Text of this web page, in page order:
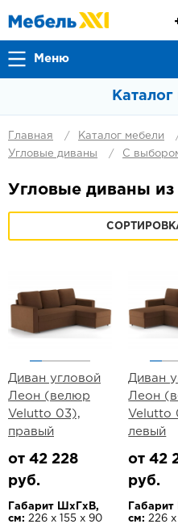
Меню
Главная Каталог мебели
Угловые диваны
С
Угловые диваны
Диван угловой
Леон (велюр
Velutto 03),
правый
от 42 228
руб.
Габарит ШхГхВ,
см: 226 х 155 х 90
Диван
Леон
Velutto
левый
от 42
руб.
см: 226